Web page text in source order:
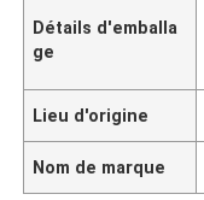
Détails d'emballa
ge
Lieu d'origine
Nom de marque